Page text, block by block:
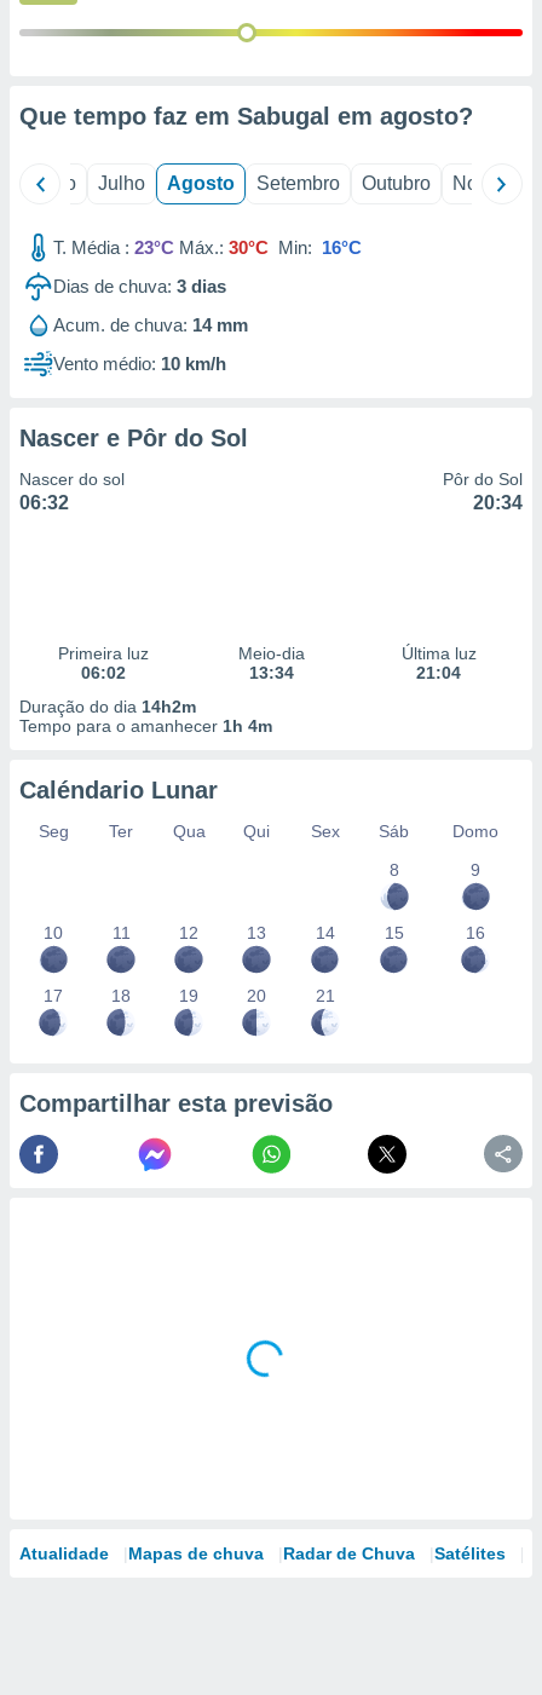
através
estudos
de
1199
Que tempo faz em Sabugal em agosto?
Junho Julho Agosto Setembro Outubro Novembro
T. Média : 23°C Máx.: 30°C Min: 16°C
Dias de chuva: 3 dias
Acum. de chuva: 14 mm
Vento médio: 10 km/h
Nascer e Pôr do Sol
Nascer do sol
06:32
Pôr do Sol
20:34
Primeira luz
06:02
Meio-dia
13:34
Última luz
21:04
Duração do dia 14h2m
Tempo para o amanhecer 1h 4m
Caléndario Lunar
Seg Ter Qua Qui Sex Sáb
Domo
8
9
10 11 12 13 14 15 16
17 18 19 20 21
Compartilhar esta previsão
Atualidade Mapas de chuva Radar de Chuva Satélites